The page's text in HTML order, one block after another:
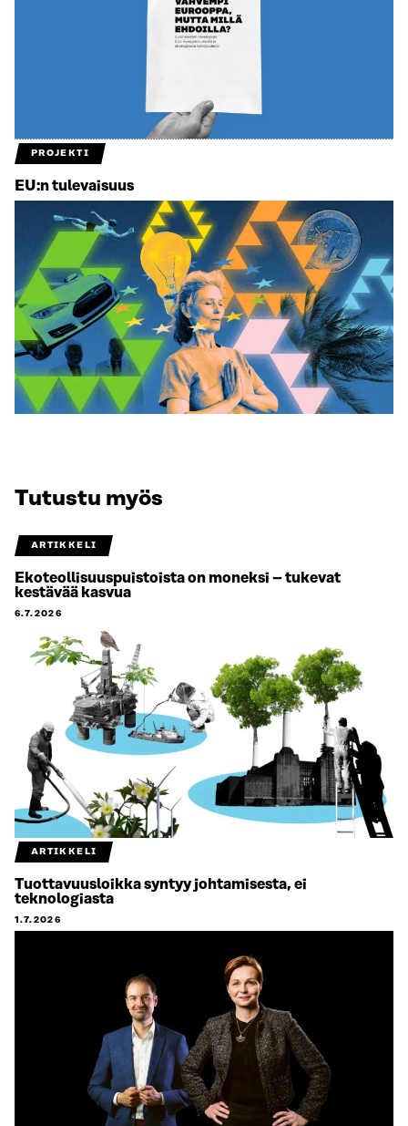
PROJEKTI
EU:n tulevaisuus
Tutustu myös
ARTIKKELI
Ekoteollisuuspuistoista on moneksi – tukevat
kestävää kasvua
6.7.2026
ARTIKKELI
Tuottavuusloikka syntyy johtamisesta, ei
teknologiasta
1.7.2026